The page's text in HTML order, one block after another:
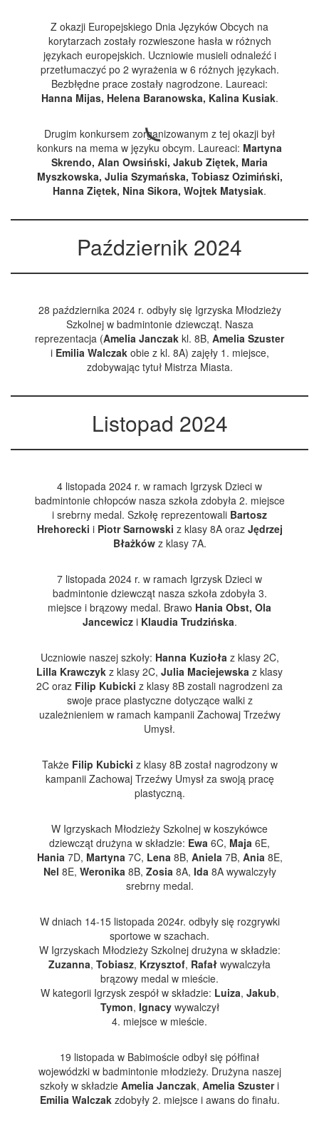
Z okazji Europejskiego Dnia Języków Obcych na
korytarzach zostały rozwieszone hasła w różnych
językach europejskich. Uczniowie musieli odnaleźć i
przetłumaczyć po 2 wyrażenia w 6 różnych językach.
Bezbłędne prace zostały nagrodzone. Laureaci:
Hanna Mijas, Helena Baranowska, Kalina Kusiak.
Drugim konkursem zorganizowanym z tej okazji był
konkurs na mema w języku obcym. Laureaci: Martyna
Skrendo, Alan Owsiński, Jakub Ziętek, Maria
Myszkowska, Julia Szymańska, Tobiasz Ozimiński,
Hanna Ziętek, Nina Sikora, Wojtek Matysiak.
Październik 2024
28 października 2024 r. odbyły się Igrzyska Młodzieży
Szkolnej w badmintonie dziewcząt. Nasza
reprezentacja (Amelia Janczak kl. 8B, Amelia Szuster
i Emilia Walczakobie z kl. 8A) zajęły 1. miejsce,
zdobywając tytuł Mistrza Miasta.
Listopad 2024
4 listopada 2024 r. w ramach Igrzysk Dzieci w
badmintonie chłopców nasza szkoła zdobyła 2. miejsce
i srebrny medal. Szkołę reprezentowali Bartosz
Hrehorecki i Piotr Sarnowski z klasy 8A oraz Jędrzej
Błażków z klasy 7A.
7 listopada 2024 r. w ramach Igrzysk Dzieci w
badmintonie dziewcząt nasza szkoła zdobyła 3.
miejsce i brązowy medal. Brawo Hania Obst, Ola
Jancewiczi Klaudia Trudzińska.
Uczniowie naszej szkoły: Hanna Kuzioła z klasy 2C,
Lilla Krawczyk z klasy 2C, Julia Maciejewska z klasy
2C oraz Filip Kubicki z klasy 8B zostali nagrodzeni za
swoje prace plastyczne dotyczące walki z
uzależnieniem w ramach kampanii Zachowaj Trzeźwy
Umysł.
Także Filip Kubicki z klasy 8B został nagrodzony w
kampanii Zachowaj Trzeźwy Umysł za swoją pracę
plastyczną.
W Igrzyskach Młodzieży Szkolnej w koszykówce
dziewcząt drużyna w składzie: Ewa 6C, Maja 6E,
Hania 7D, Martyna 7C, Lena 8B, Aniela 7B, Ania 8E,
Nel 8E, Weronika 8B, Zosia 8A, Ida 8A wywalczyły
srebrny medal.
W dniach 14-15 listopada 2024r. odbyły się rozgrywki
sportowe w szachach.
W Igrzyskach Młodzieży Szkolnej drużyna w składzie:
Zuzanna, Tobiasz, Krzysztof, Rafał wywalczyła
brązowy medal w mieście.
W kategorii Igrzysk zespół w składzie: Luiza, Jakub,
Tymon, Ignacywywalczył
4. miejsce w mieście.
19 listopada w Babimoście odbył się półfinał
wojewódzki w badmintonie młodzieży. Drużyna naszej
szkoły w składzie Amelia Janczak, Amelia Szusteri
Emilia Walczakzdobyły 2. miejsce i awans do finału.